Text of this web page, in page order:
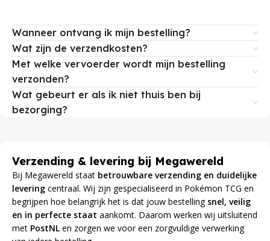
Wanneer ontvang ik mijn bestelling?
Wat zijn de verzendkosten?
Met welke vervoerder wordt mijn bestelling
verzonden?
Wat gebeurt er als ik niet thuis ben bij
bezorging?
Verzending & levering bij Megawereld
Bij Megawereld staat betrouwbare verzending en duidelijke
levering centraal. Wij zijn gespecialiseerd in Pokémon TCG en
begrijpen hoe belangrijk het is dat jouw bestelling snel, veilig
en in perfecte staat aankomt. Daarom werken wij uitsluitend
met PostNL en zorgen we voor een zorgvuldige verwerking